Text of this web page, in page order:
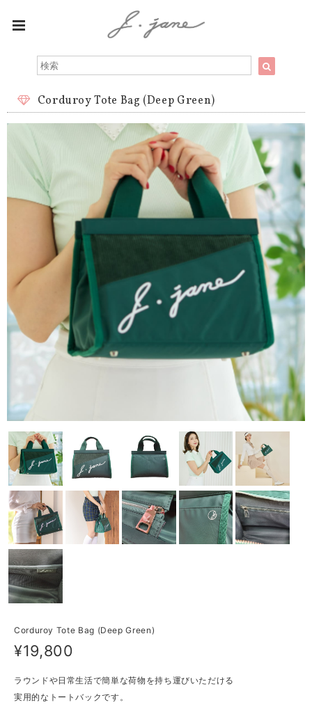
Corduroy Tote Bag (Deep Green)
Corduroy Tote Bag (Deep Green)
¥19,800
ラウンドや日常生活で簡単な荷物を持ち運びいただける
実用的なトートバックです。